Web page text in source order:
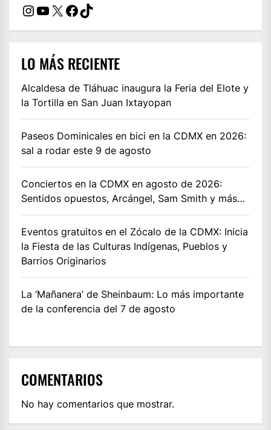
Instagram
YouTube
X Facebook
TikTok
LO MÁS RECIENTE
Alcaldesa de Tláhuac inaugura la Feria del Elote y
la Tortilla en San Juan Ixtayopan
Paseos Dominicales en bici en la CDMX en 2026:
sal a rodar este 9 de agosto
Conciertos en la CDMX en agosto de 2026:
Sentidos opuestos, Arcángel, Sam Smith y más…
Eventos gratuitos en el Zócalo de la CDMX: Inicia
la Fiesta de las Culturas Indígenas, Pueblos y
Barrios Originarios
La ‘Mañanera’ de Sheinbaum: Lo más importante
de la conferencia del 7 de agosto
COMENTARIOS
No hay comentarios que mostrar.